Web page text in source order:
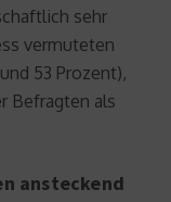
sehr
vermuteten
53 Prozent),
Befragten als
ansteckend